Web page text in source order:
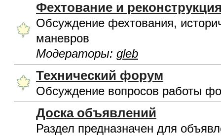
Фехтование и
Обсуждение фехтования,
маневров
Модераторы: gleb
Технический форум
Обсуждение вопросов работы
Доска объявлений
Раздел предназначен для